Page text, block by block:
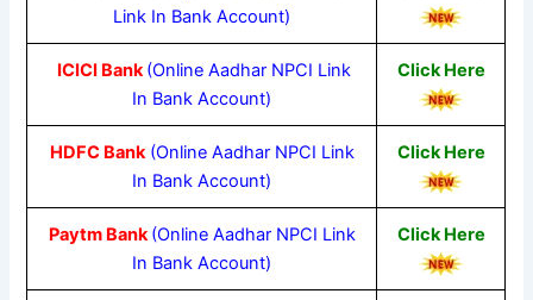
Link In Bank Account)
ICICI Bank (Online Aadhar NPCI Link
In Bank Account)
Click Here
HDFC Bank(Online Aadhar NPCI Link
In Bank Account)
Click Here
Paytm Bank (Online Aadhar NPCI Link
In Bank Account)
Click Here